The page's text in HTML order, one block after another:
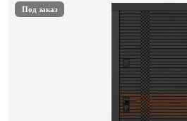
Под заказ